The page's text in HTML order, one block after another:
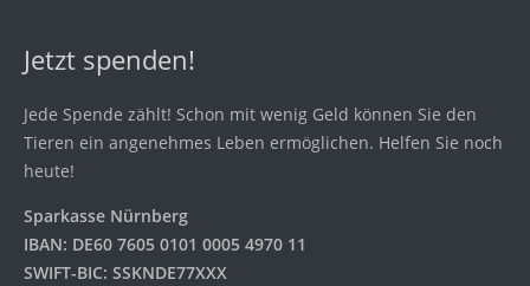
Jetzt spenden!
Jede Spende zählt! Schon mit wenig Geld können Sie den
Tieren ein angenehmes Leben ermöglichen. Helfen Sie noch
heute!
Sparkasse Nürnberg
IBAN: DE60 7605 0101 0005 4970 11
SWIFT-BIC: SSKNDE77XXX